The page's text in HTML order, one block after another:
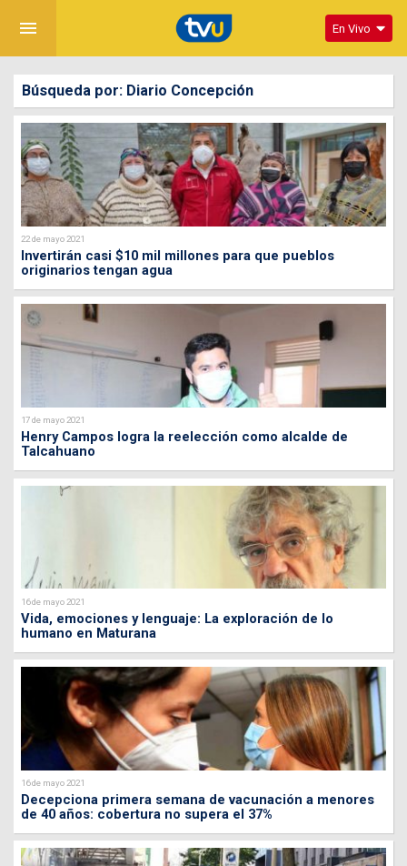
menu En Vivo
Búsqueda por: Diario Concepción
22 de mayo 2021
Invertirán casi $10 mil millones para que pueblos
originarios tengan agua
17 de mayo 2021
Henry Campos logra la reelección como alcalde de
Talcahuano
16 de mayo 2021
Vida, emociones y lenguaje: La exploración de lo
humano en Maturana
16 de mayo 2021
Decepciona primera semana de vacunación a menores
de 40 años: cobertura no supera el 37%